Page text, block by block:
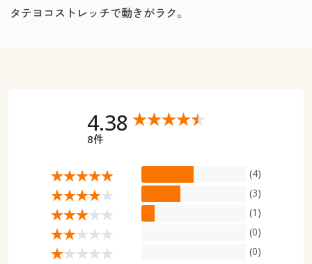
タテヨコストレッチで動きがラク。
4.38
8件
(4)
(3)
(1)
(0)
(0)